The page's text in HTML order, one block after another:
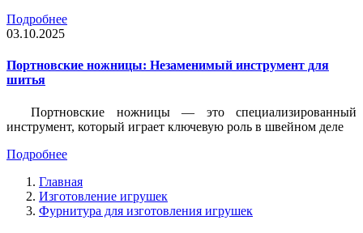
Подробнее
03.10.2025
Портновские ножницы: Незаменимый инструмент для
шитья
Портновские ножницы — это специализированный
инструмент, который играет ключевую роль в швейном деле
Подробнее
Главная
Изготовление игрушек
Фурнитура для изготовления игрушек